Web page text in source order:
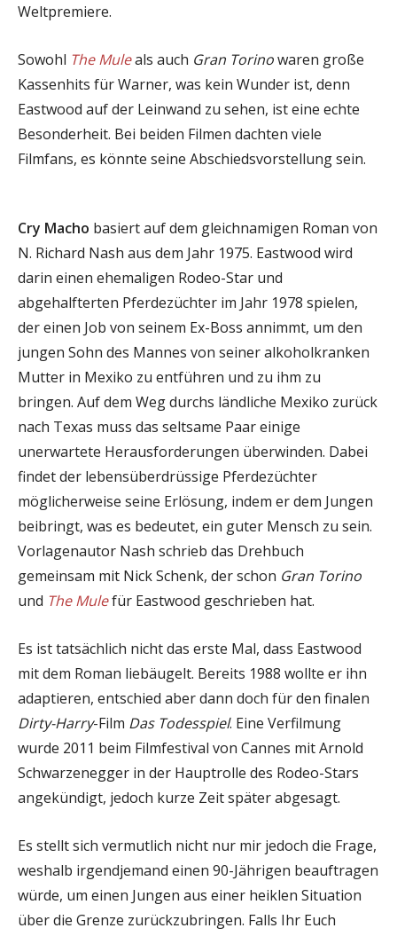
Weltpremiere.
Sowohl The Muleals auch Gran Torinowaren große
Kassenhits für Warner, was kein Wunder ist, denn
Eastwood auf der Leinwand zu sehen, ist eine echte
Besonderheit. Bei beiden Filmen dachten viele
Filmfans, es könnte seine Abschiedsvorstellung sein.
Cry Macho basiert auf dem gleichnamigen Roman von
N. Richard Nash aus dem Jahr 1975. Eastwood wird
darin einen ehemaligen Rodeo-Star und
abgehalfterten Pferdezüchter im Jahr 1978 spielen,
der einen Job von seinem Ex-Boss annimmt, um den
jungen Sohn des Mannes von seiner alkoholkranken
Mutter in Mexiko zu entführen und zu ihm zu
bringen. Auf dem Weg durchs ländliche Mexiko zurück
nach Texas muss das seltsame Paar einige
unerwartete Herausforderungen überwinden. Dabei
findet der lebensüberdrüssige Pferdezüchter
möglicherweise seine Erlösung, indem er dem Jungen
beibringt, was es bedeutet, ein guter Mensch zu sein.
Vorlagenautor Nash schrieb das Drehbuch
gemeinsam mit Nick Schenk, der schon Gran Torino
und The Mulefür Eastwood geschrieben hat.
Es ist tatsächlich nicht das erste Mal, dass Eastwood
mit dem Roman liebäugelt. Bereits 1988 wollte er ihn
adaptieren, entschied aber dann doch für den finalen
Dirty-Harry-Film Das Todesspiel. Eine Verfilmung
wurde 2011 beim Filmfestival von Cannes mit Arnold
Schwarzenegger in der Hauptrolle des Rodeo-Stars
angekündigt, jedoch kurze Zeit später abgesagt.
Es stellt sich vermutlich nicht nur mir jedoch die Frage,
weshalb irgendjemand einen 90-Jährigen beauftragen
würde, um einen Jungen aus einer heiklen Situation
über die Grenze zurückzubringen. Falls Ihr Euch